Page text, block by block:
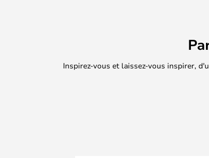
Inspirez-vous et laissez-vous inspirer,